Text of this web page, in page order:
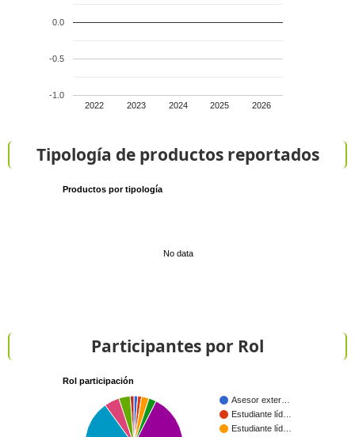
2022 2023 2024 2025 2026
-1.0
-0.5
0.0
Tipología de productos reportados
Productos por tipología
No data
Participantes por Rol
Rol participación
Asesor exter…
Estudiante líd…
Estudiante líd…